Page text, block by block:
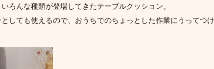
ろんな種類が登場してきたテーブルクッション。
しても使えるので、おうちでのちょっとした作業にうってつ